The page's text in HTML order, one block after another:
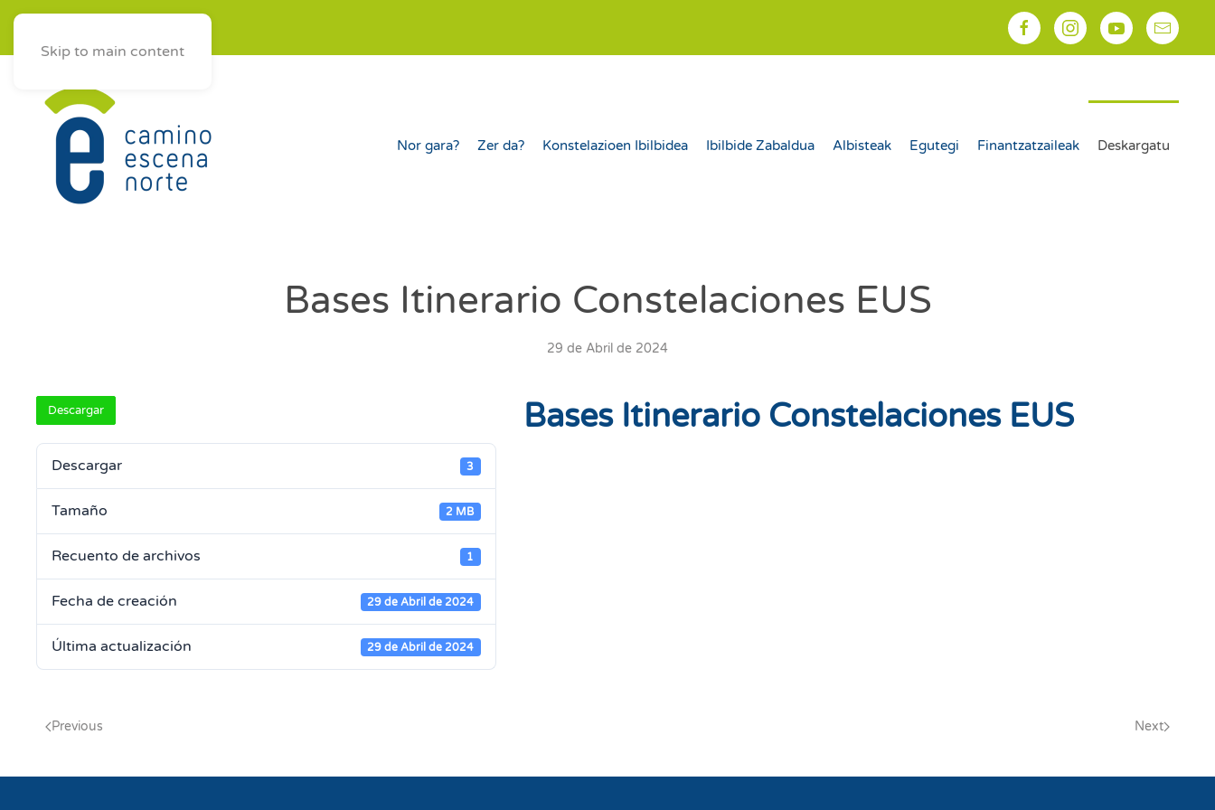
Skip to main content
Nor gara? Zer da? Konstelazioen Ibilbidea Ibilbide Zabaldua Albisteak Egutegi Finantzatzaileak Deskargatu
Bases Itinerario Constelaciones EUS
29 de Abril de 2024
Descargar
Descargar 3
Tamaño 2 MB
Recuento de archivos 1
Fecha de creación 29 de Abril de 2024
Última actualización 29 de Abril de 2024
Bases Itinerario Constelaciones EUS
Previous Next